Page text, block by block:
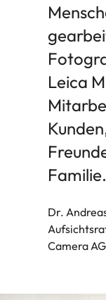
Leica
Familie.
Dr.
Camera AG